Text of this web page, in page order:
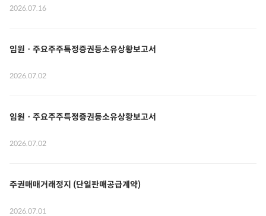
2026.07.16
임원ㆍ주요주주특정증권등소유상황보고서
2026.07.02
임원ㆍ주요주주특정증권등소유상황보고서
2026.07.02
주권매매거래정지 (단일판매공급계약)
2026.07.01